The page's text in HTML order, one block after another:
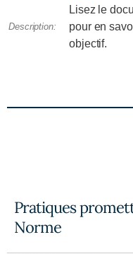
Description:
Lisez le
pour en
objectif.
Pratiques
Norme